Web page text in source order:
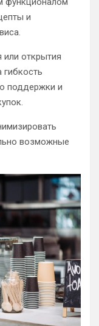
и
или открытия
поддержки и
возможные